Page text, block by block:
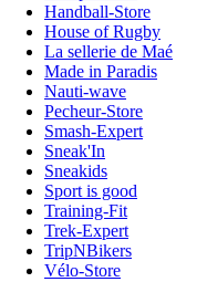
Handball-Store
House of Rugby
La sellerie de Maé
Made in Paradis
Nauti-wave
Pecheur-Store
Smash-Expert
Sneak'In
Sneakids
Sport is good
Training-Fit
Trek-Expert
TripNBikers
Vélo-Store